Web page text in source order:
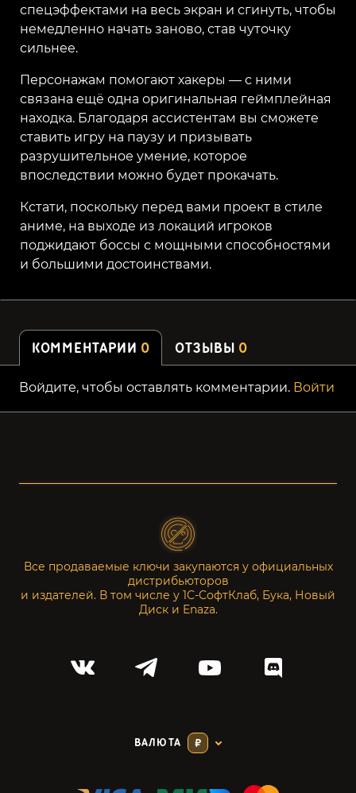
спецэффектами на весь экран и сгинуть, чтобы
немедленно начать заново, став чуточку
сильнее.
Персонажам помогают хакеры — с ними
связана ещё одна оригинальная геймплейная
находка. Благодаря ассистентам вы сможете
ставить игру на паузу и призывать
разрушительное умение, которое
впоследствии можно будет прокачать.
Кстати, поскольку перед вами проект в стиле
аниме, на выходе из локаций игроков
поджидают боссы с мощными способностями
и большими достоинствами.
КОММЕНТАРИИ 0 ОТЗЫВЫ 0
Войдите, чтобы оставлять комментарии. Войти
Все продаваемые ключи закупаются у официальных
дистрибьюторов
и издателей. В том числе у 1С-СофтКлаб, Бука, Новый
Диск и Enaza.
ВАЛЮТА ₽